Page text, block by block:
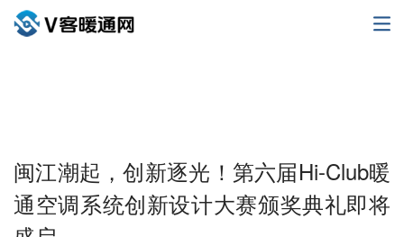
闽江潮起，创新逐光！第六届Hi-Club暖
通空调系统创新设计大赛颁奖典礼即将